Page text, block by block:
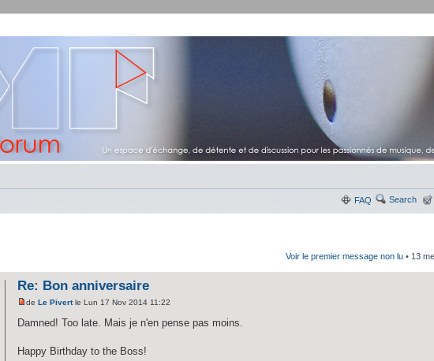
FAQ Search
Voir le premier message non lu • 13
Re: Bon anniversaire
deLe Pivertle Lun 17 Nov 2014 11:22
Damned! Too late. Mais je n'en pense pas moins.
Happy Birthday to the Boss!